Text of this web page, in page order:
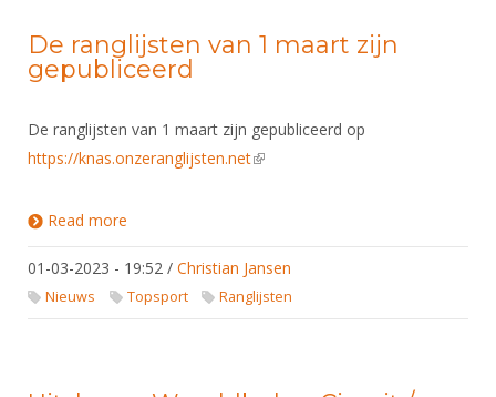
De ranglijsten van 1 maart zijn
gepubliceerd
De ranglijsten van 1 maart zijn gepubliceerd op
https://knas.onzeranglijsten.net(link is external)
Read more
01-03-2023 - 19:52 / Christian Jansen
Nieuws Topsport Ranglijsten